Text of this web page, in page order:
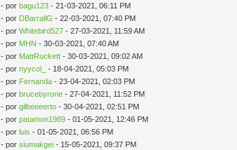
- porbagu123 - 21-03-2021, 06:11 PM
- por DBarrallG - 22-03-2021, 07:40 PM
- porWhitebird527 - 27-03-2021, 11:59 AM
- por MHN - 30-03-2021, 07:40 AM
- por MattRuckett - 30-03-2021, 09:02 AM
- pornyycol_ - 18-04-2021, 05:03 PM
- por Fernanda - 23-04-2021, 02:03 PM
- porbrucebyrone - 27-04-2021, 11:52 PM
- porgilbeeeerto - 30-04-2021, 02:51 PM
- porpatamon1989 - 01-05-2021, 12:46 PM
- porluis - 01-05-2021, 06:56 PM
- porsiumakgei - 15-05-2021, 09:37 PM